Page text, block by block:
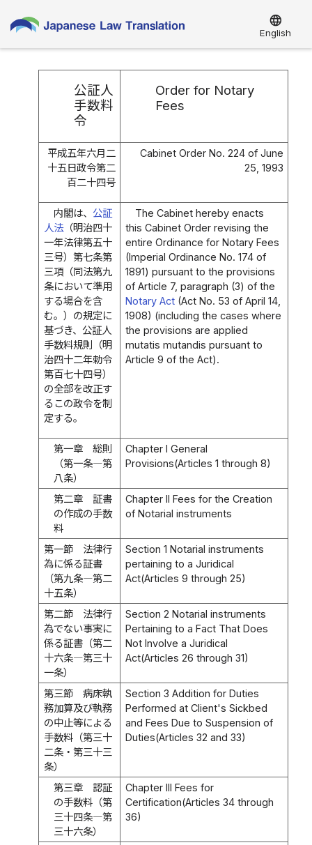
language
English
公証人
手数料
令
Order for Notary
Fees
平成五年六月二
十五日政令第二
百二十四号
Cabinet Order No. 224 of June
25, 1993
内閣は、 公証
人法（明治四十
一年法律第五十
三号）第七条第
三項（同法第九
条において準用
する場合を含
む。）の規定に
基づき、公証人
手数料規則（明
治四十二年勅令
第百七十四号）
の全部を改正す
るこの政令を制
定する。
The Cabinet hereby enacts
this Cabinet Order revising the
entire Ordinance for Notary Fees
(Imperial Ordinance No. 174 of
1891) pursuant to the provisions
of Article 7, paragraph (3) of the
Notary Act(Act No. 53 of April 14,
1908) (including the cases where
the provisions are applied
mutatis mutandis pursuant to
Article 9 of the Act).
第一章 総則
（第一条―第
八条）
Chapter I General
Provisions(Articles 1 through 8)
第二章 証書
の作成の手数
料
Chapter II Fees for the Creation
of Notarial instruments
第一節 法律行
為に係る証書
（第九条―第二
十五条）
Section 1 Notarial instruments
pertaining to a Juridical
Act(Articles 9 through 25)
第二節 法律行
為でない事実に
係る証書（第二
十六条―第三十
一条）
Section 2 Notarial instruments
Pertaining to a Fact That Does
Not Involve a Juridical
Act(Articles 26 through 31)
第三節 病床執
務加算及び執務
の中止等による
手数料（第三十
二条・第三十三
条）
Section 3 Addition for Duties
Performed at Client's Sickbed
and Fees Due to Suspension of
Duties(Articles 32 and 33)
第三章 認証
の手数料（第
三十四条―第
三十六条）
Chapter III Fees for
Certification(Articles 34 through
36)